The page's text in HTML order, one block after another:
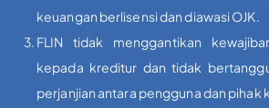
keuangan berlisensi dan diawasi OJK.
FLIN tidak menggantikan
kepada kreditur dan tidak
perjanjian antara pengguna dan pihak